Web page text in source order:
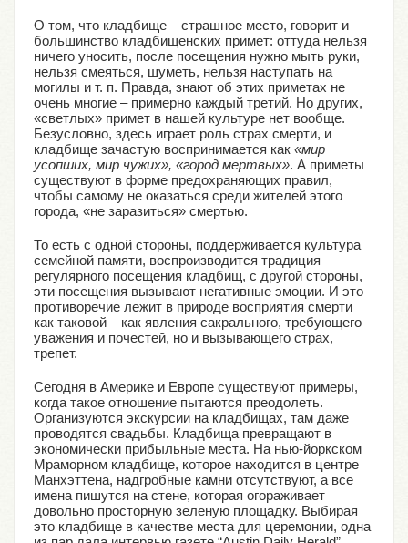
О том, что кладбище – страшное место, говорит и
большинство кладбищенских примет: оттуда нельзя
ничего уносить, после посещения нужно мыть руки,
нельзя смеяться, шуметь, нельзя наступать на
могилы и т. п. Правда, знают об этих приметах не
очень многие – примерно каждый третий. Но других,
«светлых» примет в нашей культуре нет вообще.
Безусловно, здесь играет роль страх смерти, и
кладбище зачастую воспринимается как «мир
усопших, мир чужих», «город мертвых». А приметы
существуют в форме предохраняющих правил,
чтобы самому не оказаться среди жителей этого
города, «не заразиться» смертью.
То есть с одной стороны, поддерживается культура
семейной памяти, воспроизводится традиция
регулярного посещения кладбищ, с другой стороны,
эти посещения вызывают негативные эмоции. И это
противоречие лежит в природе восприятия смерти
как таковой – как явления сакрального, требующего
уважения и почестей, но и вызывающего страх,
трепет.
Сегодня в Америке и Европе существуют примеры,
когда такое отношение пытаются преодолеть.
Организуются экскурсии на кладбищах, там даже
проводятся свадьбы. Кладбища превращают в
экономически прибыльные места. На нью-йоркском
Мраморном кладбище, которое находится в центре
Манхэттена, надгробные камни отсутствуют, а все
имена пишутся на стене, которая огораживает
довольно просторную зеленую площадку. Выбирая
это кладбище в качестве места для церемонии, одна